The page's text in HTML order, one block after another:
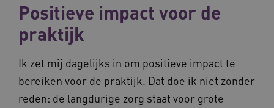
Positieve impact voor de
praktijk
Ik zet mij dagelijks in om positieve impact te
bereiken voor de praktijk. Dat doe ik niet zonder
reden: de langdurige zorg staat voor grote